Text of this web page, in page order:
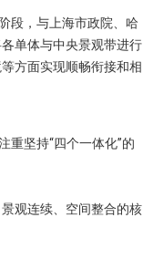
段，与上海市政院、哈
单体与中央景观带进行
方面实现顺畅衔接和相
重坚持“四个一体化”的
观连续、空间整合的核